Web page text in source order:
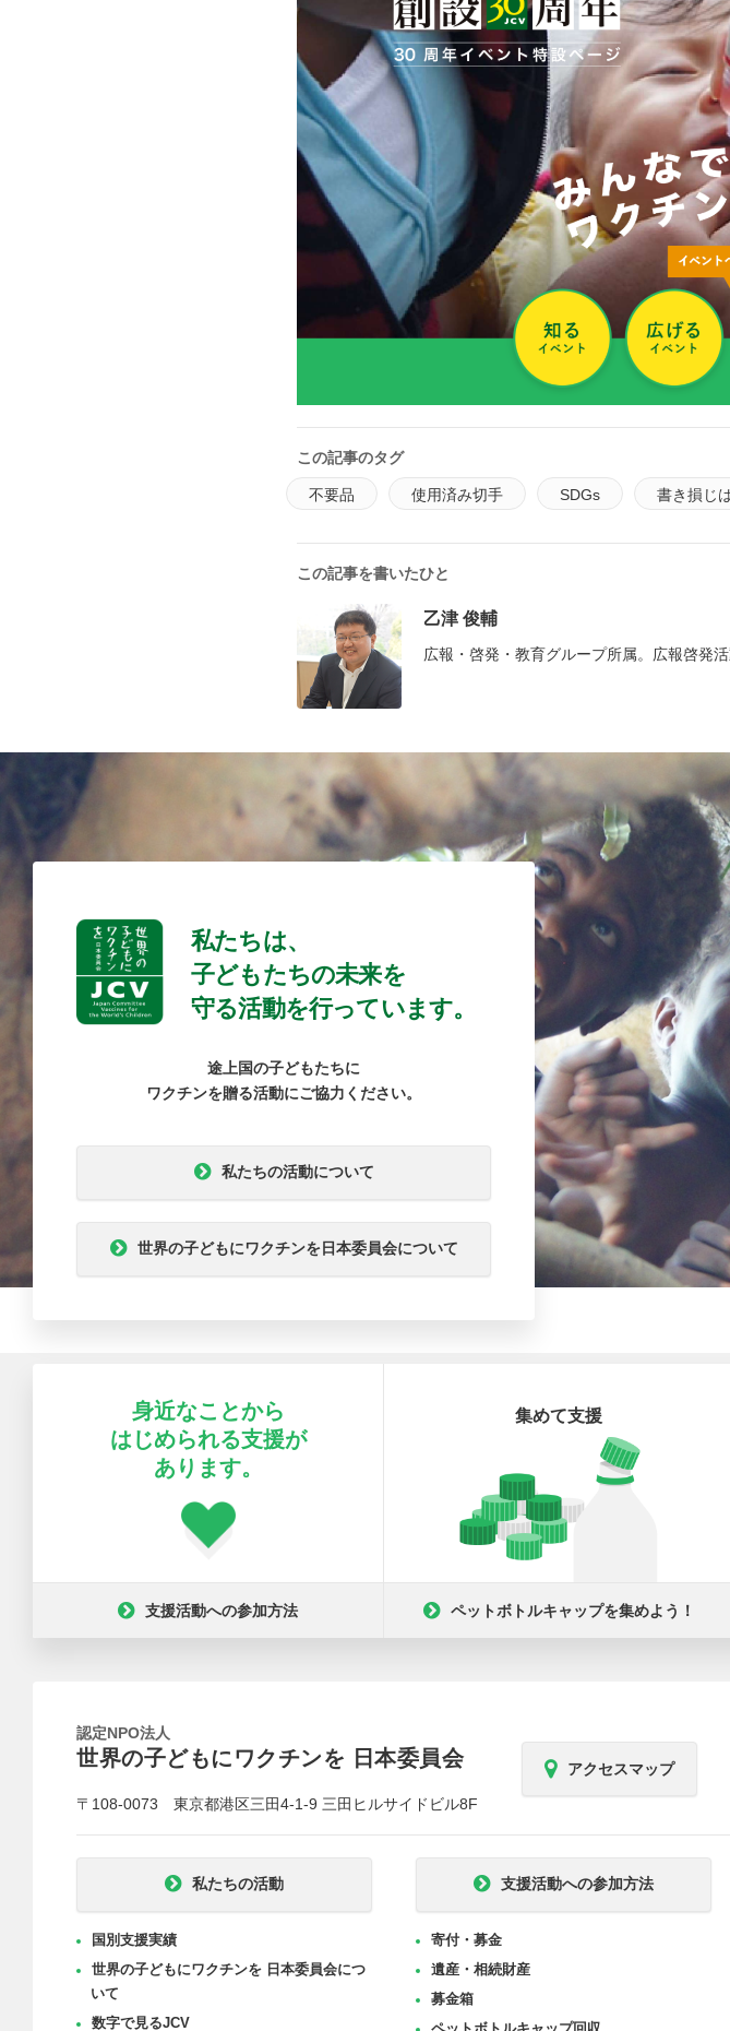
この記事のタグ
不要品 使用済み切手 SDGs 書き損じ
この記事を書いたひと
乙津 俊輔
広報・啓発・教育グループ所属。広報啓発
私たちは、
子どもたちの未来を
守る活動を行っています。
途上国の子どもたちに
ワクチンを贈る活動にご協力ください。
私たちの活動について
世界の子どもにワクチンを日本委員会について
身近なことから
はじめられる支援が
あります。
支援活動への参加方法
集めて支援
ペットボトルキャップを集めよう！
認定NPO法人
世界の子どもにワクチンを 日本委員会
〒108-0073 東京都港区三田4-1-9 三田ヒルサイドビル8F
アクセスマップ
私たちの活動
国別支援実績
世界の子どもにワクチンを 日本委員会につ
いて
数字で見るJCV
支援活動への参加方法
寄付・募金
遺産・相続財産
募金箱